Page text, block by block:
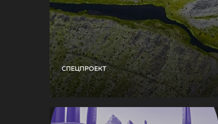
СПЕЦПРОЕКТ